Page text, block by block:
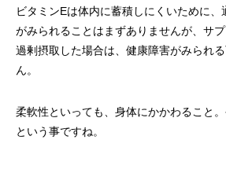
ビタミンEは体内に蓄積しにくいために、
がみられることはまずありませんが、サ
過剰摂取した場合は、健康障害がみられ
ん。
柔軟性といっても、身体にかかわること
という事ですね。